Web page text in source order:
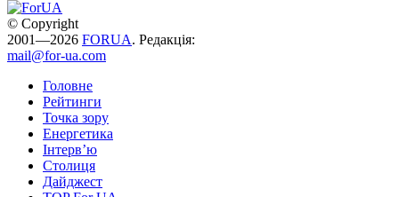
© Copyright
2001—2026 FORUA. Редакція:
mail@for-ua.com
Головне
Рейтинги
Точка зору
Енергетика
Інтерв’ю
Столиця
Дайджест